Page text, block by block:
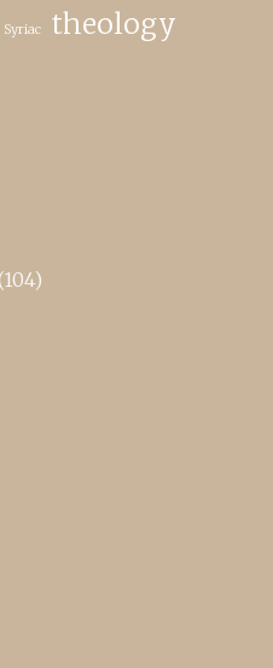
Syriac theology